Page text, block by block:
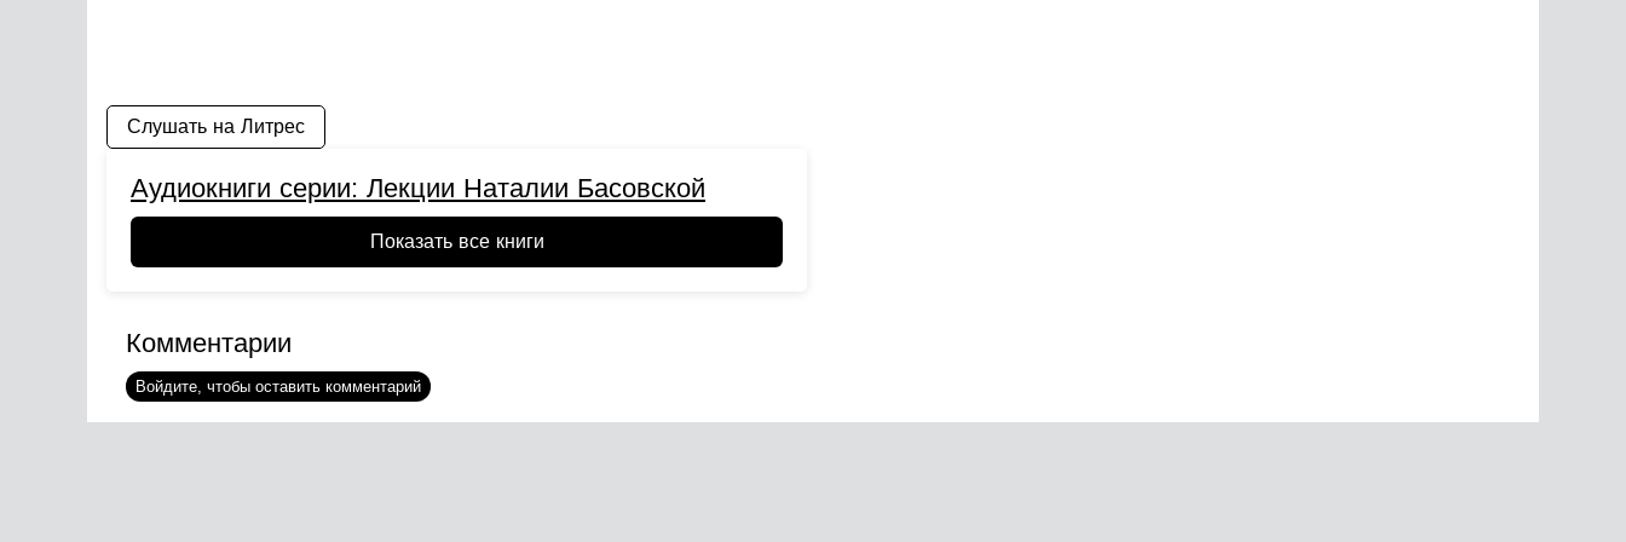
Слушать на Литрес
Аудиокниги серии: Лекции Наталии Басовской
Показать все книги
Комментарии
Войдите, чтобы оставить комментарий